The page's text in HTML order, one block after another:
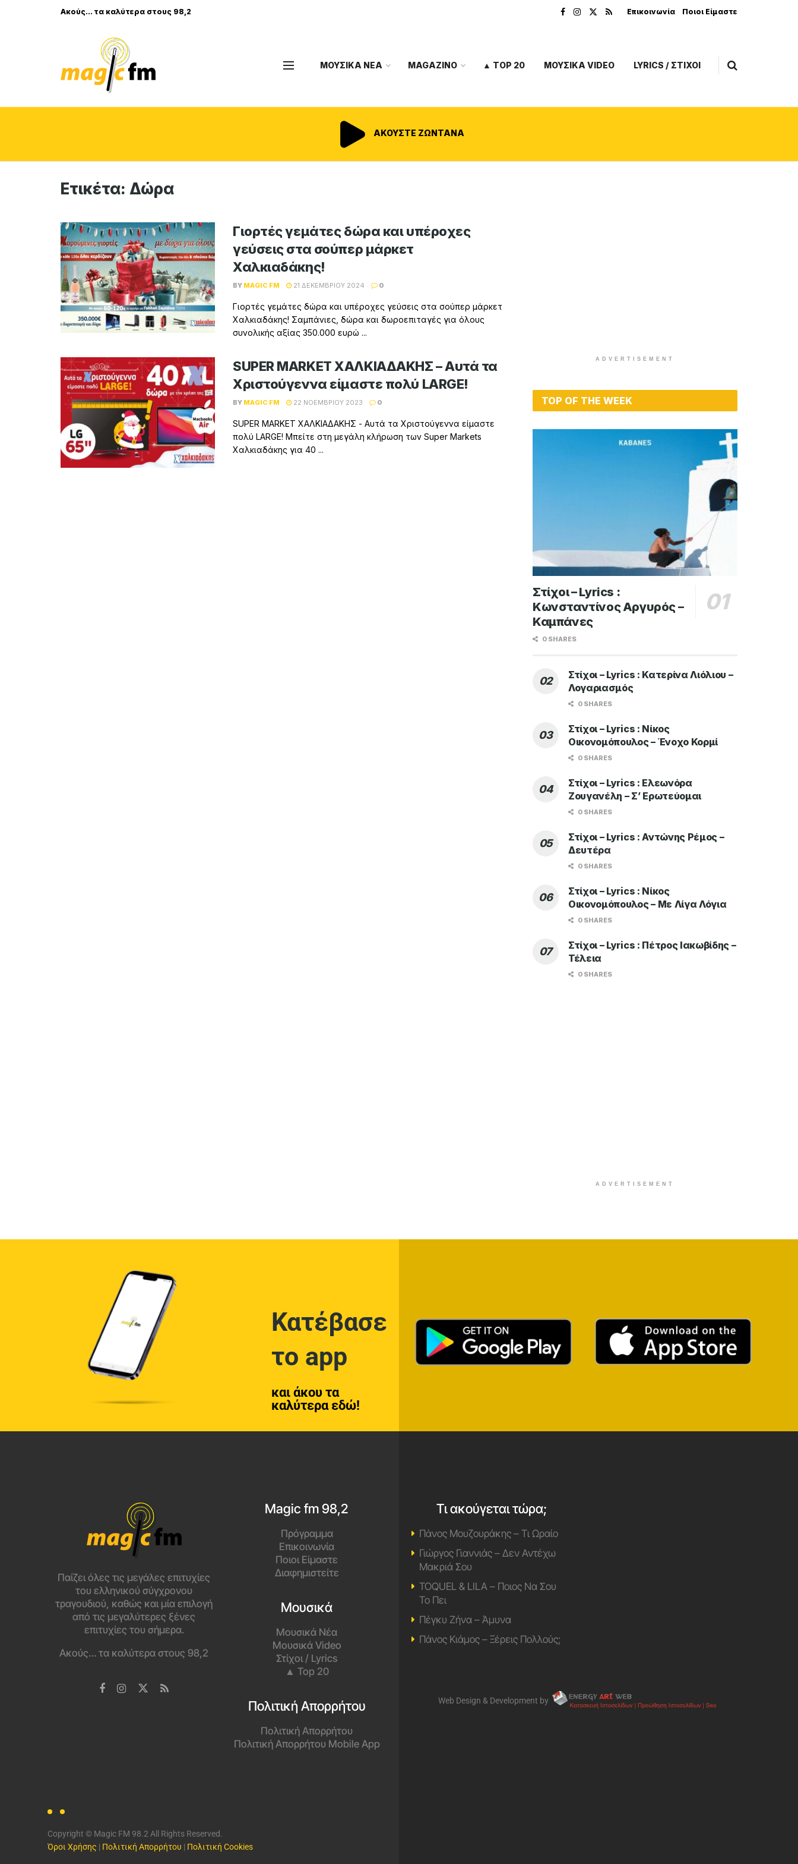
Ακούς... τα καλύτερα στους 98,2 Επικοινωνία Ποιοι Είμαστε
ΜΟΥΣΙΚΑ ΝΕΑ MAGAZINO ▲ TOP 20 ΜΟΥΣΙΚΑ VIDEO LYRICS / ΣΤΙΧΟΙ
ΑΚΟΥΣΤΕ ΖΩΝΤΑΝΑ
Ετικέτα: Δώρα
Γιορτές γεμάτες δώρα και υπέροχες
γεύσεις στα σούπερ μάρκετ
Χαλκιαδάκης!
BY MAGIC FM 21 ΔΕΚΕΜΒΡΊΟΥ 2024 0
Γιορτές γεμάτες δώρα και υπέροχες γεύσεις στα σούπερ μάρκετ
Χαλκιαδάκης! Σαμπάνιες, δώρα και δωροεπιταγές για όλους
συνολικής αξίας 350.000 ευρώ ...
SUPER MARKET ΧΑΛΚΙΑΔΑΚΗΣ – Αυτά τα
Χριστούγεννα είμαστε πολύ LARGE!
BY MAGIC FM 22 ΝΟΕΜΒΡΊΟΥ 2023 0
SUPER MARKET ΧΑΛΚΙΑΔΑΚΗΣ - Αυτά τα Χριστούγεννα είμαστε
πολύ LARGE! Μπείτε στη μεγάλη κλήρωση των Super Markets
Χαλκιαδάκης για 40 ...
ADVERTISEMENT
TOP OF THE WEEK
Στίχοι – Lyrics :
Κωνσταντίνος Αργυρός –
Καμπάνες
0 SHARES
Στίχοι – Lyrics : Κατερίνα Λιόλιου –
Λογαριασμός
0 SHARES
Στίχοι – Lyrics : Νίκος
Οικονομόπουλος – Ένοχο Κορμί
0 SHARES
Στίχοι – Lyrics : Ελεωνόρα
Ζουγανέλη – Σ’ Ερωτεύομαι
0 SHARES
Στίχοι – Lyrics : Αντώνης Ρέμος –
Δευτέρα
0 SHARES
Στίχοι – Lyrics : Νίκος
Οικονομόπουλος – Με Λίγα Λόγια
0 SHARES
Στίχοι – Lyrics : Πέτρος Ιακωβίδης –
Τέλεια
0 SHARES
ADVERTISEMENT
Κατέβασε
το app
και άκου τα
καλύτερα εδώ!
Παίζει όλες τις μεγάλες επιτυχίες
του ελληνικού σύγχρονου
τραγουδιού, καθώς και μία επιλογή
από τις μεγαλύτερες ξένες
επιτυχίες του σήμερα.
Ακούς… τα καλύτερα στους 98,2
Magic fm 98,2
Πρόγραμμα
Επικοινωνία
Ποιοι Είμαστε
Διαφημιστείτε
Μουσικά
Μουσικά Νέα
Μουσικά Video
Στίχοι / Lyrics
▲ Top 20
Πολιτική Απορρήτου
Πολιτική Απορρήτου
Πολιτική Απορρήτου Mobile App
Copyright © Magic FM 98.2 All Rights Reserved.
Όροι Χρήσης | Πολιτική Απορρήτου | Πολιτική Cookies
Τι ακούγεται τώρα;
Πάνος Μουζουράκης – Τι Ωραίο
Γιώργος Γιαννιάς – Δεν Αντέχω
Μακριά Σου
TOQUEL & LILA – Ποιος Να Σου
Το Πει
Πέγκυ Ζήνα – Άμυνα
Πάνος Κιάμος – Ξέρεις Πολλούς;
Web Design & Development by